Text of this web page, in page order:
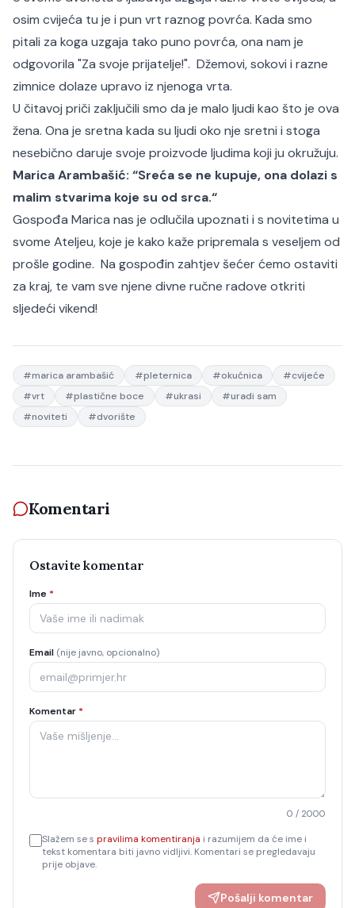
osim cvijeća tu je i pun vrt raznog povrća. Kada smo
pitali za koga uzgaja tako puno povrća, ona nam je
odgovorila "Za svoje prijatelje!". Džemovi, sokovi i razne
zimnice dolaze upravo iz njenoga vrta.
U čitavoj priči zaključili smo da je malo ljudi kao što je ova
žena. Ona je sretna kada su ljudi oko nje sretni i stoga
nesebično daruje svoje proizvode ljudima koji ju okružuju.
Marica Arambašić: “Sreća se ne kupuje, ona dolazi s
malim stvarima koje su od srca.“
Gospođa Marica nas je odlučila upoznati i s novitetima u
svome Ateljeu, koje je kako kaže pripremala s veseljem od
prošle godine. Na gospođin zahtjev šećer ćemo ostaviti
za kraj, te vam sve njene divne ručne radove otkriti
sljedeći vikend!
#marica arambašić #pleternica #okućnica #cvijeće
#vrt #plastične boce #ukrasi #uradi sam
#noviteti #dvorište
Komentari
Ostavite komentar
Ime *
Email (nije javno, opcionalno)
Komentar *
0 / 2000
Slažem se s pravilima komentiranja i razumijem da će ime i
tekst komentara biti javno vidljivi. Komentari se pregledavaju
prije objave.
Pošalji komentar